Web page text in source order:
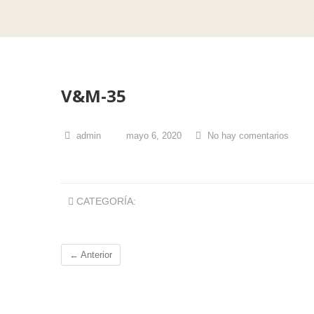
V&M-35
admin mayo 6, 2020 No hay comentarios
CATEGORÍA:
← Anterior